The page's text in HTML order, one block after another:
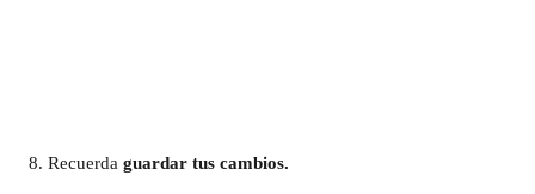
Recuerda guardar tus cambios.